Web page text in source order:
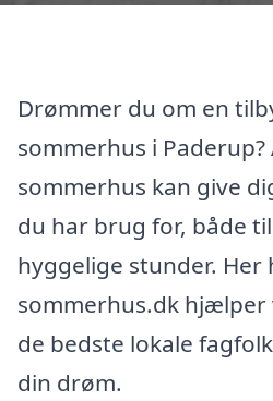
Drømmer du om en
sommerhus i
sommerhus kan give
du har brug for, både
hyggelige stunder. Her
sommerhus.dk hjælper
de bedste lokale
din drøm.